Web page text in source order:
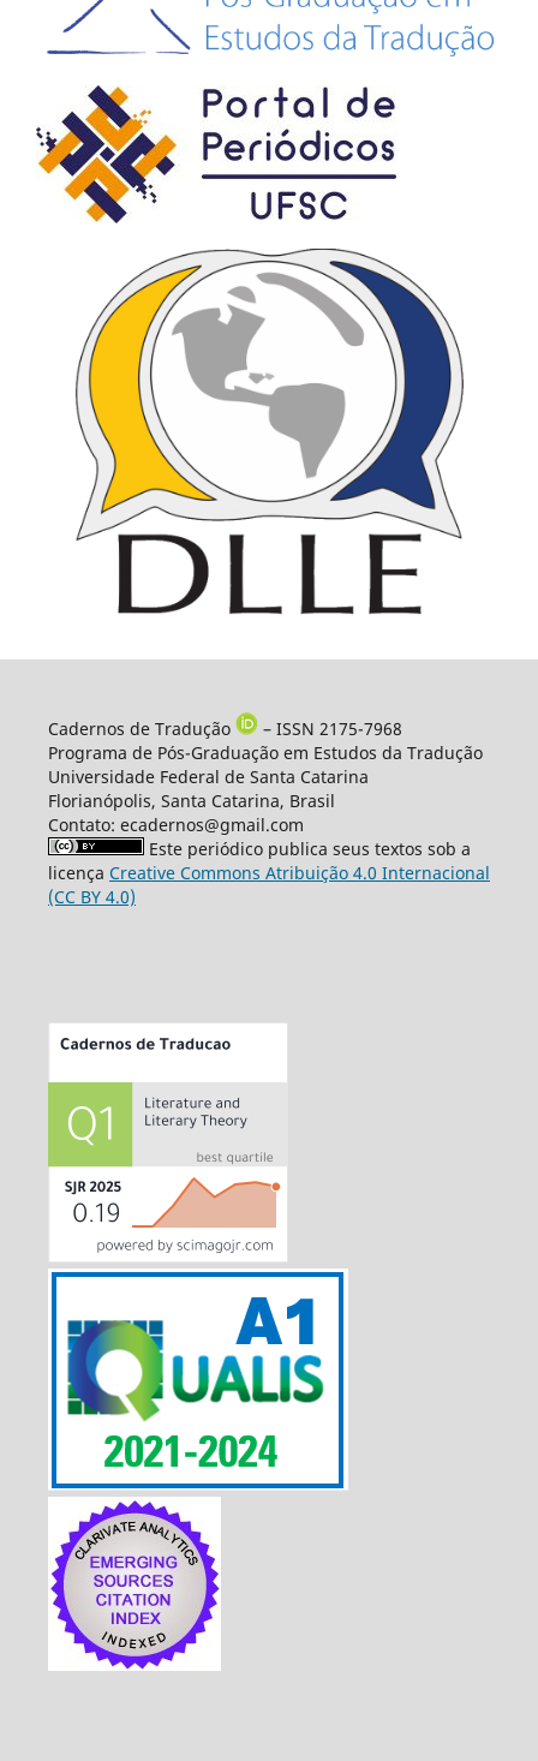
Cadernos de Tradução
– ISSN 2175-7968
Programa de Pós-Graduação em Estudos da Tradução
Universidade Federal de Santa Catarina
Florianópolis, Santa Catarina, Brasil
Contato: ecadernos@gmail.com
Este periódico publica seus textos sob a
licença Creative Commons Atribuição 4.0 Internacional
(CC BY 4.0)